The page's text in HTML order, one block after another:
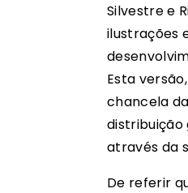
Silvestre e
ilustrações
Esta
chancela
através da
De referir